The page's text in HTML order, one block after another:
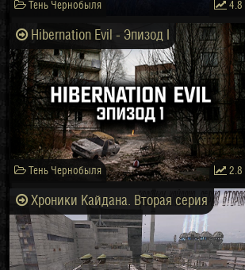
Тень Чернобыля 4.8
Hibernation Evil - Эпизод I
Тень Чернобыля 2.8
Хроники Кайдана. Вторая серия